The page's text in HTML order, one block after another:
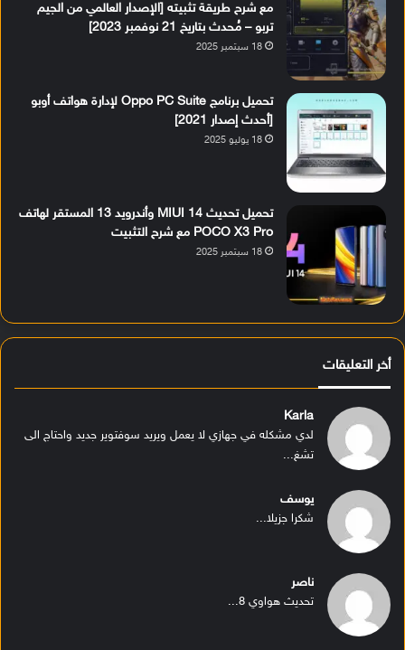
مع شرح طريقة تثبيته [الإصدار العالمي من الجيم
تربو – مُحدث بتاريخ 21 نوفمبر 2023]
18 سبتمبر 2025
تحميل برنامج Oppo PC Suite لإدارة هواتف أوبو
[أحدث إصدار 2021]
18 يوليو 2025
تحميل تحديث MIUI 14 وأندرويد 13 المستقر لهاتف
POCO X3 Pro مع شرح التثبيت
18 سبتمبر 2025
أخر التعليقات
Karla
لدي مشكله في جهازي لا يعمل ويريد سوفتوير جديد واحتاج الى
تشغ...
يوسف
شكرا جزيلا...
ناصر
تحديث هواوي 8...